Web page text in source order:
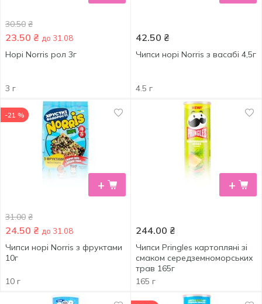
30.50 ₴
23.50 ₴ до 31.08
Норі Norris рол 3г
3 г
42.50 ₴
Чипси норі Norris з васабі 4,5г
4.5 г
+
-21 %
31.00 ₴
24.50 ₴ до 31.08
Чипси норі Norris з фруктами
10г
10 г
+
244.00 ₴
Чипси Pringles картопляні зі
смаком cередземноморських
трав 165г
165 г